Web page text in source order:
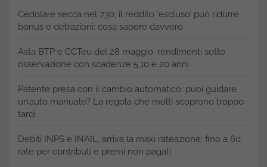
Cedolare secca nel 730, il reddito ‘escluso’ può ridurre
bonus e detrazioni: cosa sapere davvero
Asta BTP e CCTeu del 28 maggio: rendimenti sotto
osservazione con scadenze 5,10 e 20 anni
Patente presa con il cambio automatico: puoi guidare
un’auto manuale? La regola che molti scoprono troppo
tardi
Debiti INPS e INAIL, arriva la maxi rateazione: fino a 60
rate per contributi e premi non pagati